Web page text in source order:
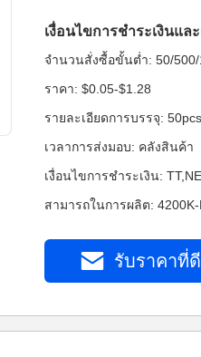
เงื่อนไขการชำระเงินแล
จำนวนสั่งซื้อขั้นต่ำ: 50/500/
ราคา: $0.05-$1.28
รายละเอียดการบรรจุ:
เวลาการส่งมอบ: คลังสินค้า
เงื่อนไขการชำระเงิน:
สามารถในการผลิต: 4200K-
รับราคาที่